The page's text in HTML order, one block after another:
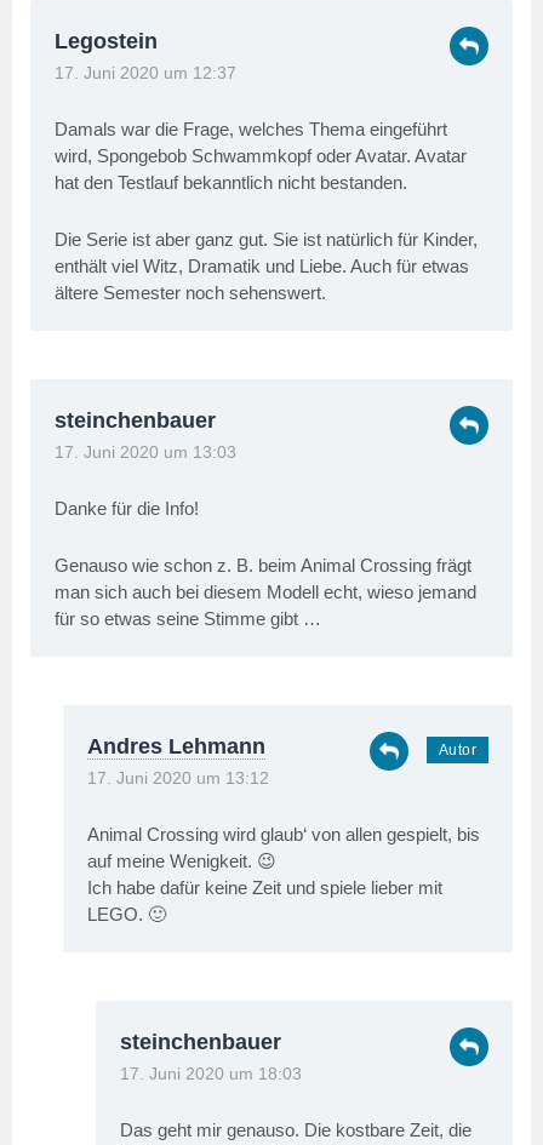
Legostein
17. Juni 2020 um 12:37
Damals war die Frage, welches Thema eingeführt
wird, Spongebob Schwammkopf oder Avatar. Avatar
hat den Testlauf bekanntlich nicht bestanden.
Die Serie ist aber ganz gut. Sie ist natürlich für Kinder,
enthält viel Witz, Dramatik und Liebe. Auch für etwas
ältere Semester noch sehenswert.
steinchenbauer
17. Juni 2020 um 13:03
Danke für die Info!
Genauso wie schon z. B. beim Animal Crossing frägt
man sich auch bei diesem Modell echt, wieso jemand
für so etwas seine Stimme gibt …
Andres Lehmann
17. Juni 2020 um 13:12
Animal Crossing wird glaub‘ von allen gespielt, bis
auf meine Wenigkeit. 😉
Ich habe dafür keine Zeit und spiele lieber mit
LEGO. 🙂
steinchenbauer
17. Juni 2020 um 18:03
Das geht mir genauso. Die kostbare Zeit, die